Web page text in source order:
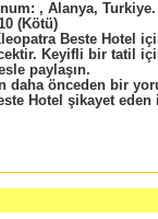
, Alanya, Turkiye.
(Kötü)
Beste Hotel
Keyifli bir tatil
paylaşın.
daha önceden bir
Hotel şikayet